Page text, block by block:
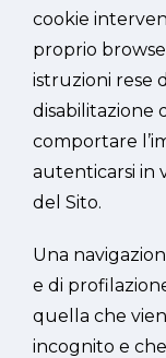
cookie
proprio
istruzioni rese
disabilitazione
comportare
autenticarsi in
del Sito.
Una
e di
quella che
incognito e